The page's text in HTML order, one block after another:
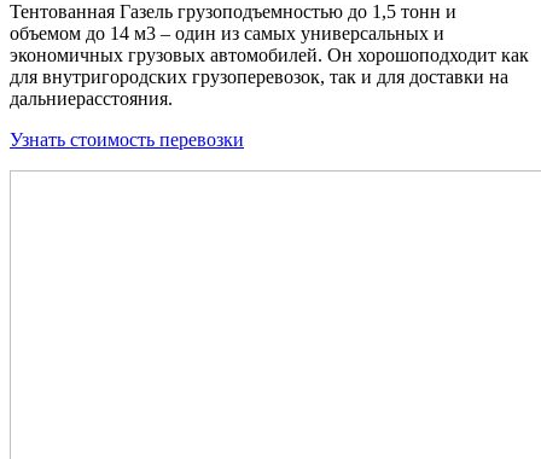
Тентованная Газель грузоподъемностью до 1,5 тонн и
объемом до 14 м3 – один из самых универсальных и
экономичных грузовых автомобилей. Он хорошоподходит как
для внутригородских грузоперевозок, так и для доставки на
дальниерасстояния.
Узнать стоимость перевозки